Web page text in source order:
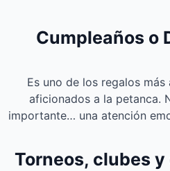
Cumpleaños o
Es uno de los regalos
aficionados a la petanca.
importante… una atención
Torneos, clubes